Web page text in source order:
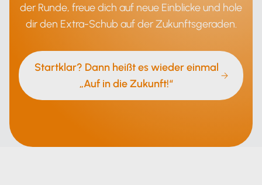
der Runde, freue dich auf neue Einblicke und hole
dir den Extra-Schub auf der Zukunftsgeraden.
Startklar? Dann heißt es wieder einmal
„Auf in die Zukunft!“